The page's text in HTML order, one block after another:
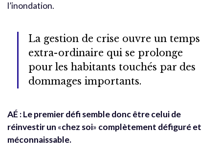
l’inondation.
La gestion de crise ouvre un temps
extra-ordinaire qui se prolonge
pour les habitants touchés par des
dommages importants.
AÉ : Le premier défi semble donc être celui de
réinvestir un «chez soi» complètement défiguré et
méconnaissable.